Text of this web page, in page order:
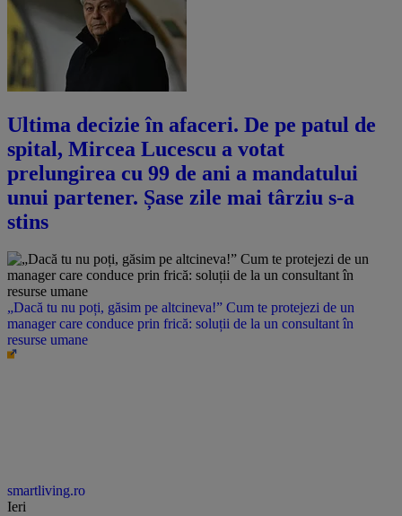
Ultima decizie în afaceri. De pe patul de
spital, Mircea Lucescu a votat
prelungirea cu 99 de ani a mandatului
unui partener. Șase zile mai târziu s-a
stins
„Dacă tu nu poți, găsim pe altcineva!” Cum te protejezi de un
manager care conduce prin frică: soluții de la un consultant în
resurse umane
smartliving.ro
Ieri